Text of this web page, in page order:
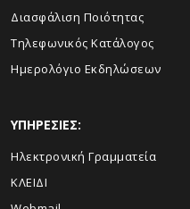
Διασφάλιση Ποιότητας
Τηλεφωνικός Κατάλογος
Ημερολόγιο Εκδηλώσεων
ΥΠΗΡΕΣΙΕΣ:
Ηλεκτρονική Γραμματεία
ΚΛΕΙΔΙ